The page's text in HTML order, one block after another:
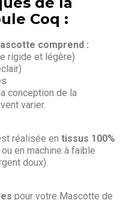
Coq :
comprend :
rigide et légère)
conception de la
varier.
réalisée en tissus 100%
en machine à faible
doux).
pour votre Mascotte de